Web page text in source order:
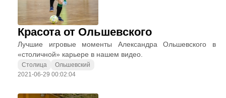
Красота от Ольшевского
Лучшие игровые моменты Александра Ольшевского в
«столичной» карьере в нашем видео.
Столица
Ольшевский
2021-06-29 00:02:04